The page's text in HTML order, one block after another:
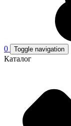
0 Toggle navigation
Каталог